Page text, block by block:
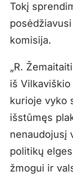
Tokį
komisija.
„R.
iš
kurioje vyko
išstūmęs
nenaudojusį
politikų
žmogui ir